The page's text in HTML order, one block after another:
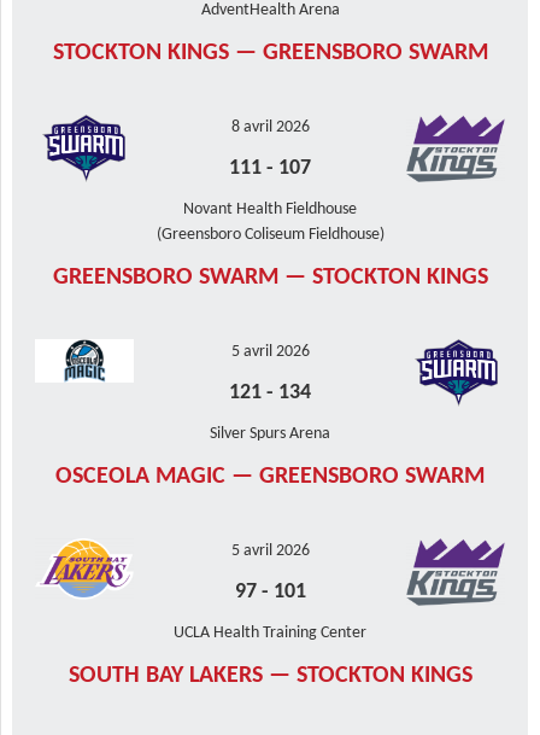
AdventHealth Arena
STOCKTON KINGS — GREENSBORO SWARM
8 avril 2026
111 - 107
Novant Health Fieldhouse
(Greensboro Coliseum Fieldhouse)
GREENSBORO SWARM — STOCKTON KINGS
5 avril 2026
121 - 134
Silver Spurs Arena
OSCEOLA MAGIC — GREENSBORO SWARM
5 avril 2026
97- 101
UCLA Health Training Center
SOUTH BAY LAKERS — STOCKTON KINGS